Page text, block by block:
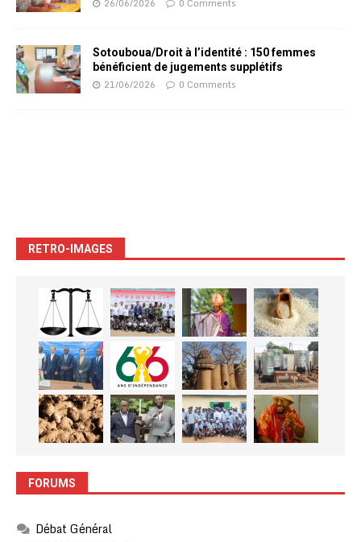
26/06/2026 0 Comments
Sotouboua/Droit à l’identité : 150 femmes
bénéficient de jugements supplétifs
21/06/2026 0 Comments
RETRO-IMAGES
FORUMS
Débat Général